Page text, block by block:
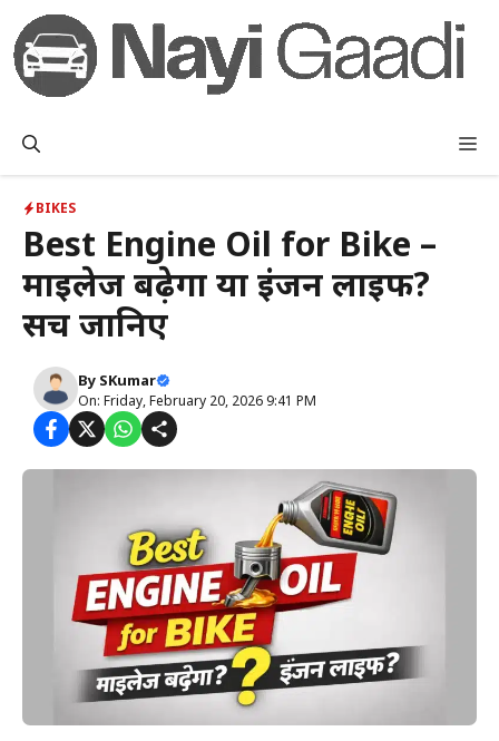
content
BIKES
Best Engine Oil for Bike –
माइलेज बढ़ेगा या इंजन लाइफ?
सच जानिए
By SKumar
On: Friday, February 20, 2026 9:41 PM